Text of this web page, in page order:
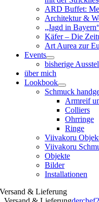
ARD Buffet:
Architektur &
„Jagd in
Käfer – Die
Art Aurea zur
Events
bisherige
über mich
Lookbook
Schmuck
Armreif
Colliers
Ohrringe
Ringe
Viivakoru
Viivakoru
Objekte
Bilder
Installationen
Versand & Lieferung